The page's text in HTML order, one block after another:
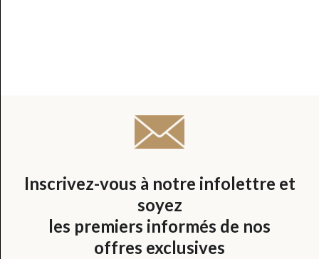
Inscrivez-vous à notre infolettre et
soyez
les premiers informés de nos
offres exclusives